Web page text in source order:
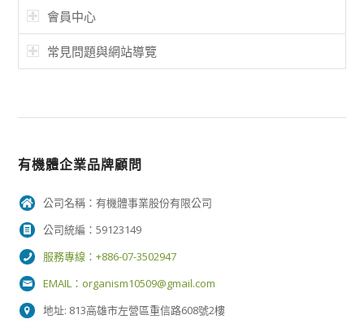
會員中心
常見問題與網站導覽
有機體企業品牌顧問
公司名稱：有機體事業股份有限公司
公司統編：59123149
服務專線：+886-07-3502947
EMAIL： organism10509@gmail.com
地址: 813高雄市左營區重信路608號2樓